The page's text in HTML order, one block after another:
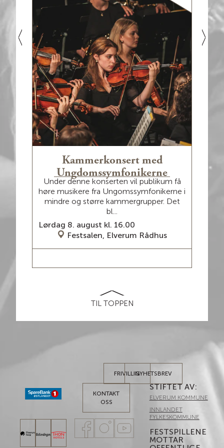
Kammerkonsert med
Ungdomssymfonikerne
Under denne konserten vil publikum få
høre musikere fra Ungomssymfonikerne i
mindre og større kammergrupper. Det
bl...
Lørdag 8. august kl. 16.00
Festsalen, Elverum Rådhus
TIL TOPPEN
KONTAKT
OSS
FRIVILLIGNYHETSBREV
STIFTET AV:
ELVERUM KOMMUNE
INNLANDET
FYLKESKOMMUNE
FESTSPILLENE
MOTTAR